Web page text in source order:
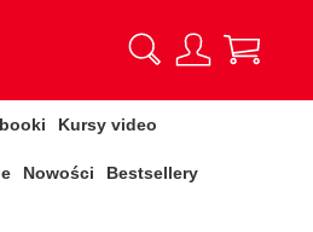
Kursy video
Nowości Bestsellery